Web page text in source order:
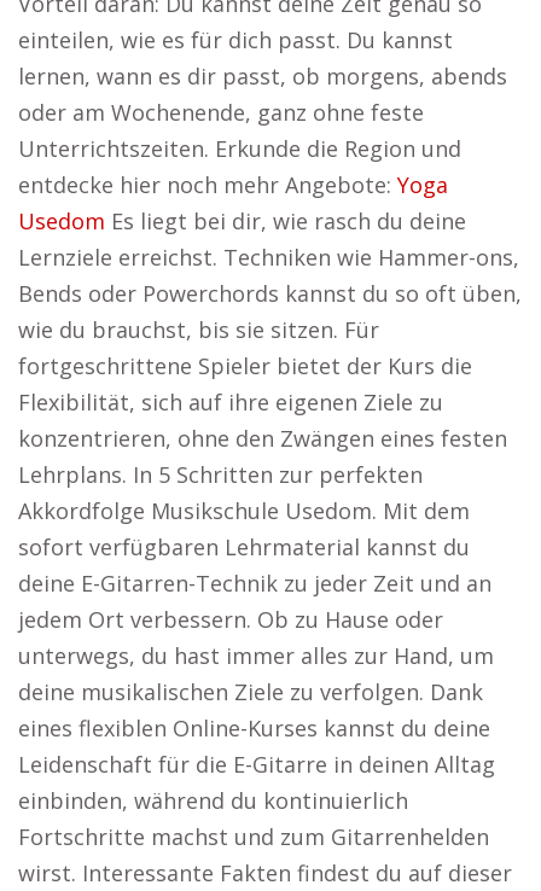
einteilen, wie es für dich passt. Du kannst
lernen, wann es dir passt, ob morgens, abends
oder am Wochenende, ganz ohne feste
Unterrichtszeiten. Erkunde die Region und
entdecke hier noch mehr Angebote: Yoga
Usedom Es liegt bei dir, wie rasch du deine
Lernziele erreichst. Techniken wie Hammer-ons,
Bends oder Powerchords kannst du so oft üben,
wie du brauchst, bis sie sitzen. Für
fortgeschrittene Spieler bietet der Kurs die
Flexibilität, sich auf ihre eigenen Ziele zu
konzentrieren, ohne den Zwängen eines festen
Lehrplans. In 5 Schritten zur perfekten
Akkordfolge Musikschule Usedom. Mit dem
sofort verfügbaren Lehrmaterial kannst du
deine E-Gitarren-Technik zu jeder Zeit und an
jedem Ort verbessern. Ob zu Hause oder
unterwegs, du hast immer alles zur Hand, um
deine musikalischen Ziele zu verfolgen. Dank
eines flexiblen Online-Kurses kannst du deine
Leidenschaft für die E-Gitarre in deinen Alltag
einbinden, während du kontinuierlich
Fortschritte machst und zum Gitarrenhelden
wirst. Interessante Fakten findest du auf dieser